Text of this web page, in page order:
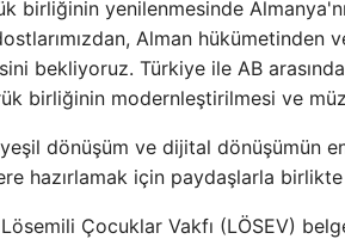
birliğinin yenilenmesinde
Alman hükümetinden
bekliyoruz. Türkiye ile AB
birliğinin modernleştirilmesi ve
dönüşüm ve dijital dönüşümün
hazırlamak için paydaşlarla birlikte
Lösemili Çocuklar Vakfı (LÖSEV)